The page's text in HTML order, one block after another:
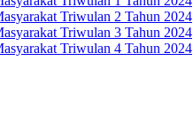
Triwulan 2 Tahun 2024
Triwulan 3 Tahun 2024
Triwulan 4 Tahun 2024